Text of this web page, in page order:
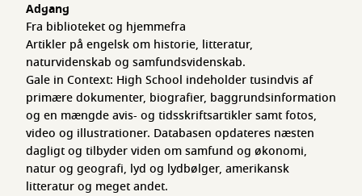
School
Adgang
Fra biblioteket og hjemmefra
Artikler på engelsk om historie, litteratur,
naturvidenskab og samfundsvidenskab.
Gale in Context: High School indeholder tusindvis af
primære dokumenter, biografier, baggrundsinformation
og en mængde avis- og tidsskriftsartikler samt fotos,
video og illustrationer. Databasen opdateres næsten
dagligt og tilbyder viden om samfund og økonomi,
natur og geografi, lyd og lydbølger, amerikansk
litteratur og meget andet.